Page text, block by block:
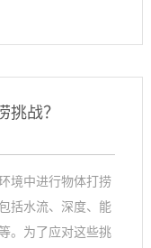
挑战？
境中进行物体打捞
括水流、深度、能
。为了应对这些挑